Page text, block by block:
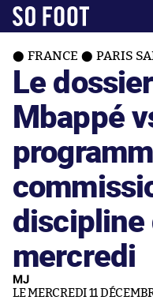
FRANCE PARIS
Le
Mbappé
discipline
mercredi
MJ
LE MERCREDI 11